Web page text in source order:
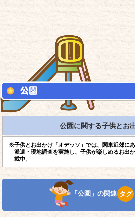
公園に関する子供とお
※子供とお出かけ「オデッソ」では、関東近郊に
派遣・現地調査を実施し、子供が楽しめるお出
載中。
「公園」の関連 タグ